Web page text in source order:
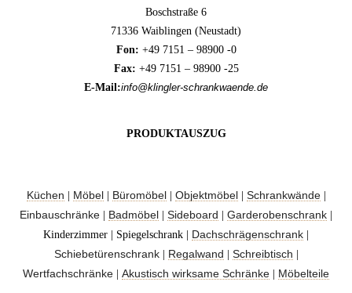
Boschstraße 6
71336 Waiblingen (Neustadt)
Fon: +49 7151 – 98900 -0
Fax: +49 7151 – 98900 -25
E-Mail:info@klingler-schrankwaende.de
PRODUKTAUSZUG
Küchen Möbel Büromöbel Objektmöbel Schrankwände|
Einbauschränke Badmöbel Sideboard Garderobenschrank
Kinderzimmer | Spiegelschrank | Dachschrägenschrank
Schiebetürenschrank| Regalwand Schreibtisch
Wertfachschränke Akustisch wirksame Schränke Möbelteile